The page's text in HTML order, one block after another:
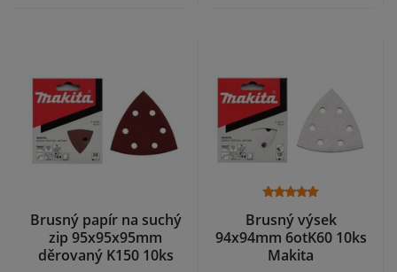
Brusný papír na suchý
zip 95x95x95mm
děrovaný K150 10ks
Brusný výsek
94x94mm 6otK60 10ks
Makita